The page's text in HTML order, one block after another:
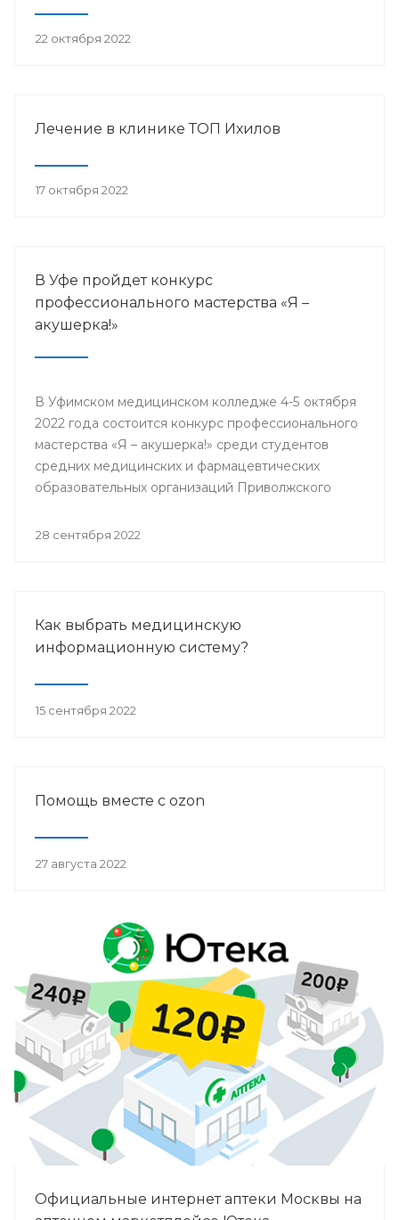
22 октября 2022
Лечение в клинике ТОП Ихилов
17 октября 2022
В Уфе пройдет конкурс
профессионального мастерства «Я –
акушерка!»
В Уфимском медицинском колледже 4-5 октября
2022 года состоится конкурс профессионального
мастерства «Я – акушерка!» среди студентов
средних медицинских и фармацевтических
образовательных организаций Приволжского
28 сентября 2022
Как выбрать медицинскую
информационную систему?
15 сентября 2022
Помощь вместе с ozon
27 августа 2022
Официальные интернет аптеки Москвы на